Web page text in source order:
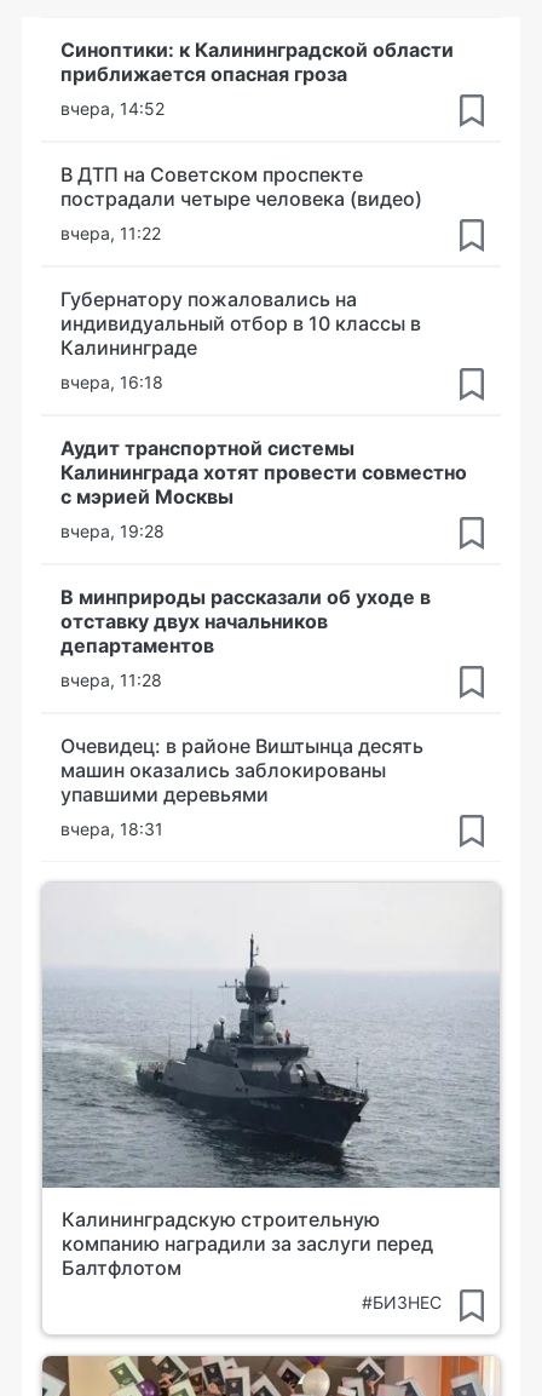
Синоптики: к Калининградской области
приближается опасная гроза
вчера, 14:52
В ДТП на Советском проспекте
пострадали четыре человека (видео)
вчера, 11:22
Губернатору пожаловались на
индивидуальный отбор в 10 классы в
Калининграде
вчера, 16:18
Аудит транспортной системы
Калининграда хотят провести совместно
с мэрией Москвы
вчера, 19:28
В минприроды рассказали об уходе в
отставку двух начальников
департаментов
вчера, 11:28
Очевидец: в районе Виштынца десять
машин оказались заблокированы
упавшими деревьями
вчера, 18:31
Калининградскую строительную
компанию наградили за заслуги перед
Балтфлотом
#БИЗНЕС